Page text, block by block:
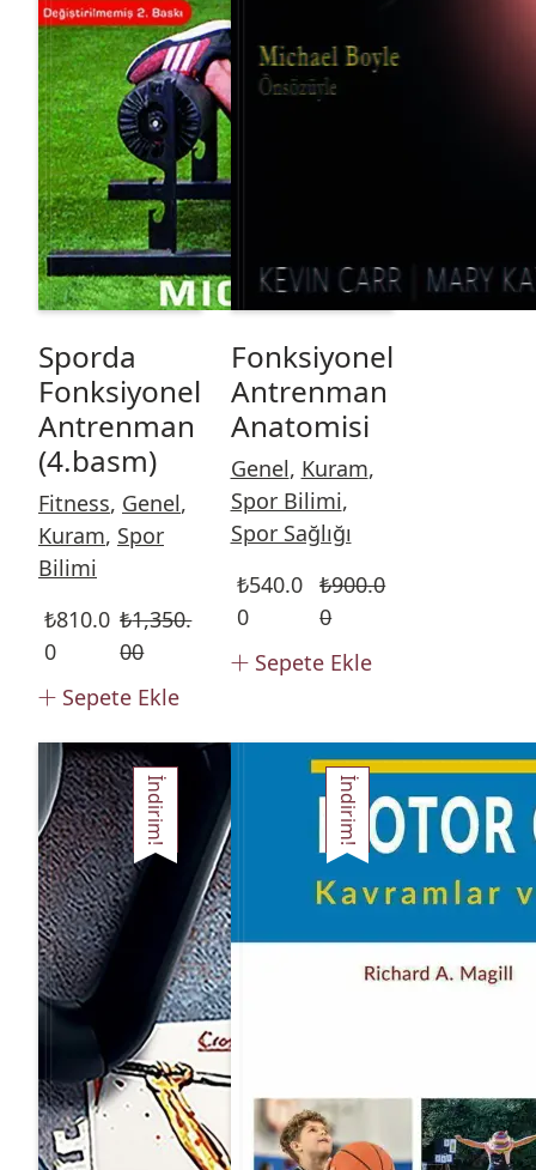
Sporda
Fonksiyonel
Antrenman
(4.basm)
Fitness, Genel,
Kuram, Spor
Bilimi
₺1,350.
00
₺810.0
0
Sepete Ekle
Fonksiyonel
Antrenman
Anatomisi
Genel, Kuram,
Spor Bilimi,
Spor Sağlığı
₺900.0
0
₺540.0
0
Sepete Ekle
İndirim! İndirim!